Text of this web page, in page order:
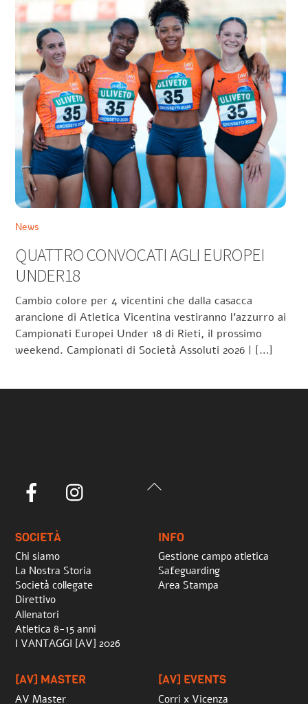
News
QUATTRO CONVOCATI AGLI EUROPEI
UNDER18
Cambio colore per 4 vicentini che dalla casacca
arancione di Atletica Vicentina vestiranno l’azzurro ai
Campionati Europei Under 18 di Rieti, il prossimo
weekend. Campionati di Società Assoluti 2026 | […]
Back
Facebook
SOCIETÀ
Chi siamo
La Nostra Storia
Società collegate
Direttivo
Allenatori
Atletica 8-15 anni
I VANTAGGI [AV] 2026
INFO
Gestione campo atletica
Safeguarding
Area Stampa
[AV] MASTER
AV Master
[AV] EVENTS
Corri x Vicenza